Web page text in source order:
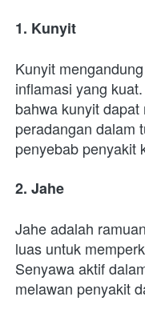
1. Kunyit
Kunyit
inflamasi yang
bahwa kunyit
peradangan dalam
penyebab penyakit
2. Jahe
Jahe adalah
luas untuk
Senyawa aktif
melawan penyakit